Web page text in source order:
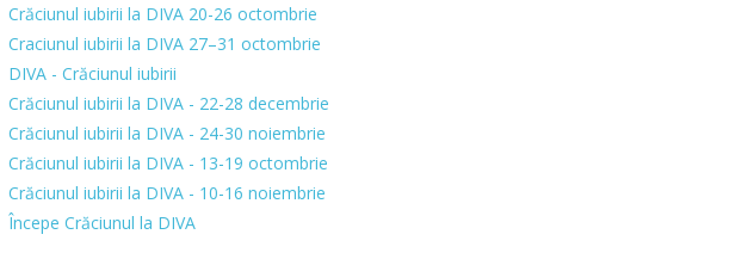
Crăciunul iubirii la DIVA 20-26 octombrie
Craciunul iubirii la DIVA 27–31 octombrie
DIVA - Crăciunul iubirii
Crăciunul iubirii la DIVA - 22-28 decembrie
Crăciunul iubirii la DIVA - 24-30 noiembrie
Crăciunul iubirii la DIVA - 13-19 octombrie
Crăciunul iubirii la DIVA - 10-16 noiembrie
Începe Crăciunul la DIVA